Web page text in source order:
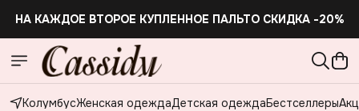
НА КАЖДОЕ ВТОРОЕ КУПЛЕННОЕ ПАЛЬТО СКИДКА -20%
КолумбусЖенская одеждаДетская одеждаБестселлеры